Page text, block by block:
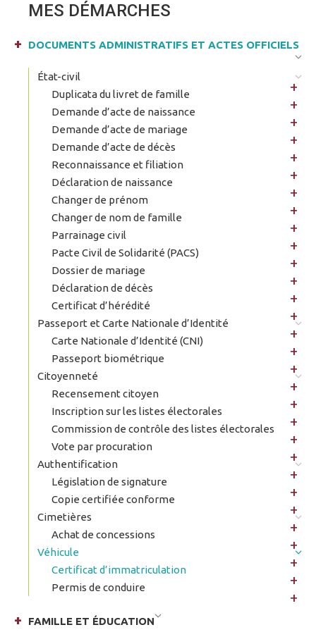
MES DÉMARCHES
DOCUMENTS ADMINISTRATIFS ET ACTES OFFICIELS
État-civil
Duplicata du livret de famille
Demande d’acte de naissance
Demande d’acte de mariage
Demande d’acte de décès
Reconnaissance et filiation
Déclaration de naissance
Changer de prénom
Changer de nom de famille
Parrainage civil
Pacte Civil de Solidarité (PACS)
Dossier de mariage
Déclaration de décès
Certificat d’hérédité
Passeport et Carte Nationale d’Identité
Carte Nationale d’Identité (CNI)
Passeport biométrique
Citoyenneté
Recensement citoyen
Inscription sur les listes électorales
Commission de contrôle des listes électorales
Vote par procuration
Authentification
Législation de signature
Copie certifiée conforme
Cimetières
Achat de concessions
Véhicule
Certificat d’immatriculation
Permis de conduire
FAMILLE ET ÉDUCATION